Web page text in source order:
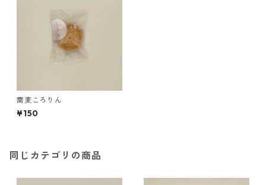
蕎麦ころりん
¥150
同じカテゴリの商品